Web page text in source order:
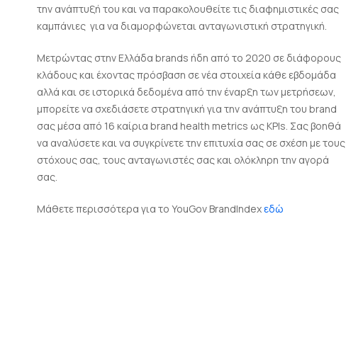
την ανάπτυξή του και να παρακολουθείτε τις διαφημιστικές σας
καμπάνιες για να διαμορφώνεται ανταγωνιστική στρατηγική.
Μετρώντας στην Ελλάδα brands ήδη από το 2020 σε διάφορους
κλάδους και έχοντας πρόσβαση σε νέα στοιχεία κάθε εβδομάδα
αλλά και σε ιστορικά δεδομένα από την έναρξη των μετρήσεων,
μπορείτε να σχεδιάσετε στρατηγική για την ανάπτυξη του brand
σας μέσα από 16 καίρια brand health metrics ως KPIs. Σας βοηθά
να αναλύσετε και να συγκρίνετε την επιτυχία σας σε σχέση με τους
στόχους σας, τους ανταγωνιστές σας και ολόκληρη την αγορά
σας.
Μάθετε περισσότερα για το YouGov BrandIndexεδώ